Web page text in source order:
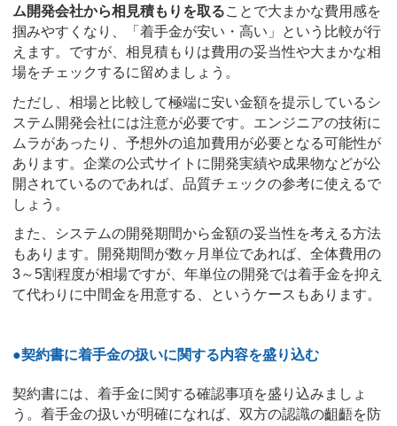
ム開発会社から相見積もりを取ることで大まかな費用感を
掴みやすくなり、「着手金が安い・高い」という比較が行
えます。ですが、相見積もりは費用の妥当性や大まかな相
場をチェックするに留めましょう。
ただし、相場と比較して極端に安い金額を提示しているシ
ステム開発会社には注意が必要です。エンジニアの技術に
ムラがあったり、予想外の追加費用が必要となる可能性が
あります。企業の公式サイトに開発実績や成果物などが公
開されているのであれば、品質チェックの参考に使えるで
しょう。
また、システムの開発期間から金額の妥当性を考える方法
もあります。開発期間が数ヶ月単位であれば、全体費用の
3～5割程度が相場ですが、年単位の開発では着手金を抑え
て代わりに中間金を用意する、というケースもあります。
●契約書に着手金の扱いに関する内容を盛り込む
契約書には、着手金に関する確認事項を盛り込みましょ
う。着手金の扱いが明確になれば、双方の認識の齟齬を防